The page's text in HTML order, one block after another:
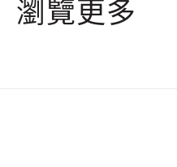
瀏覽更多